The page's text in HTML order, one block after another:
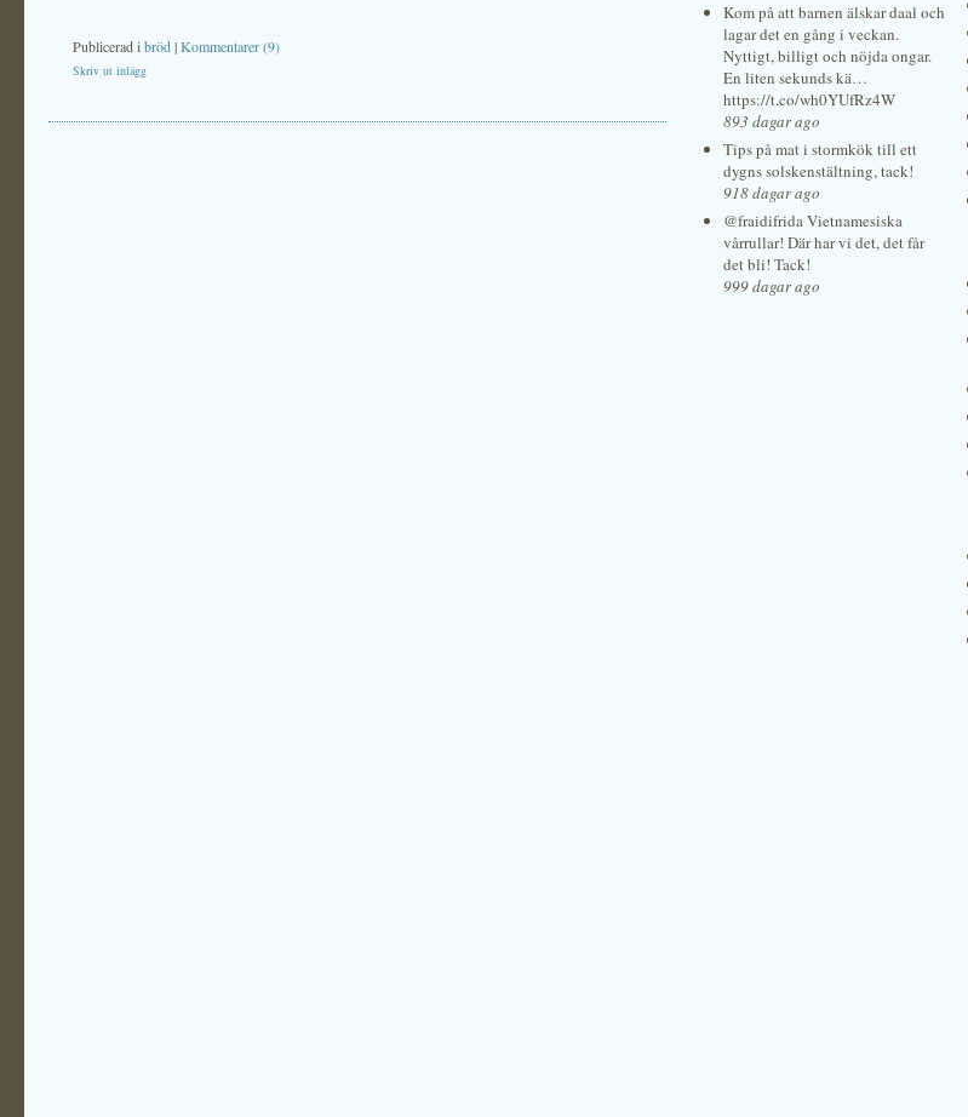
Publicerad ibröd|Kommentarer (9)
Skriv ut inlägg
Kom på att barnen älskar daal och
lagar det en gång i veckan.
Nyttigt, billigt och nöjda ongar.
En liten sekunds kä…
https://t.co/wh0YUfRz4W
893 dagar ago
Tips på mat i stormkök till ett
dygns solskenstältning, tack!
918 dagar ago
@fraidifrida Vietnamesiska
vårrullar! Där har vi det, det får
det bli! Tack!
999 dagar ago